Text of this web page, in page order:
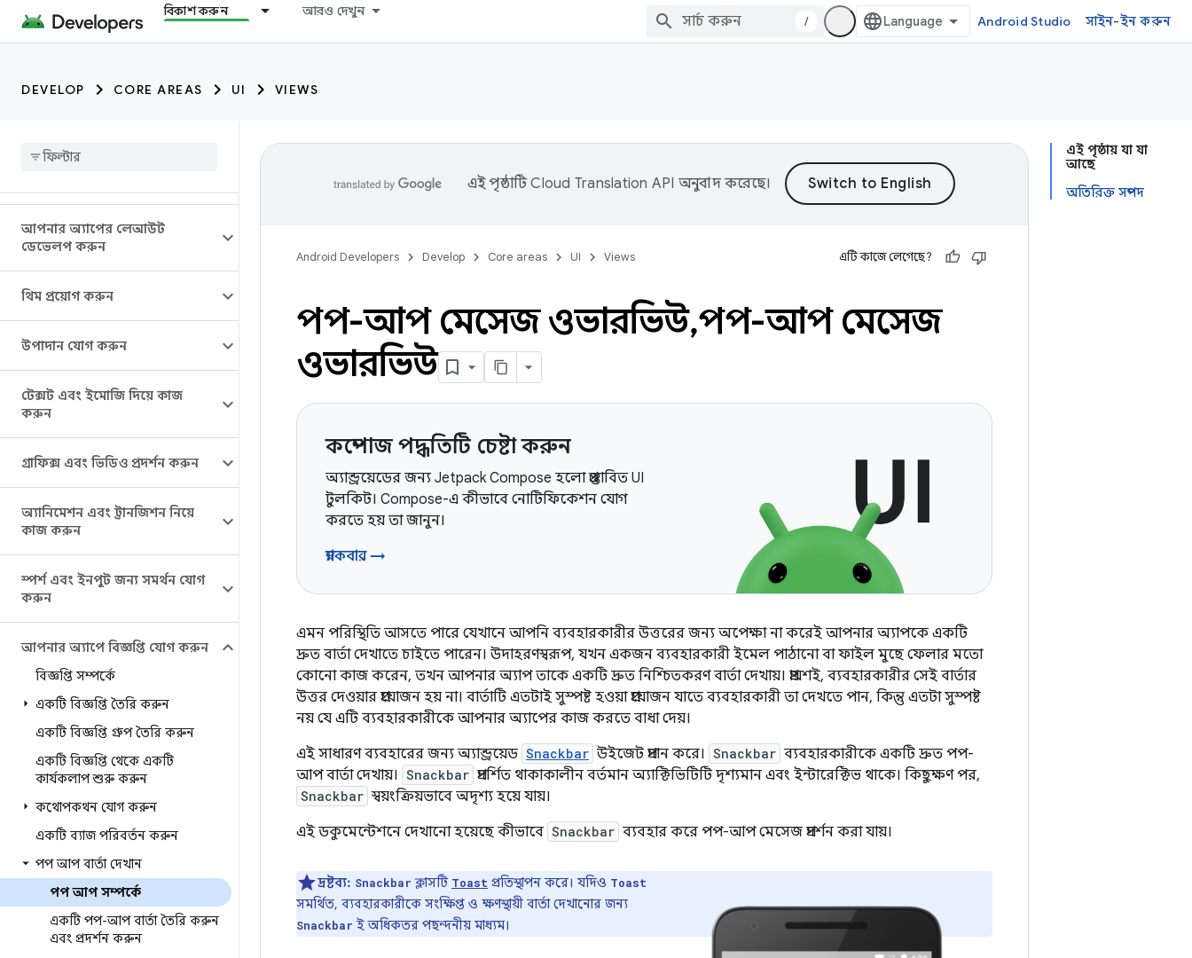
বিকাশ করুন আরও দেখুন
/ Android Studio সাইন-ইন করুন
DEVELOP CORE AREAS UI VIEWS
আপনার অ্যাপের লেআউট
ডেভেলপ করুন
থিম প্রয়োগ করুন
উপাদান যোগ করুন
টেক্সট এবং ইমোজি দিয়ে কাজ
করুন
গ্রাফিক্স এবং ভিডিও প্রদর্শন করুন
অ্যানিমেশন এবং ট্রানজিশন নিয়ে
কাজ করুন
স্পর্শ এবং ইনপুট জন্য সমর্থন যোগ
করুন
আপনার অ্যাপে বিজ্ঞপ্তি যোগ করুন
বিজ্ঞপ্তি সম্পর্কে
একটি বিজ্ঞপ্তি তৈরি করুন
একটি বিজ্ঞপ্তি গ্রুপ তৈরি করুন
একটি বিজ্ঞপ্তি থেকে একটি
কার্যকলাপ শুরু করুন
কথোপকথন যোগ করুন
একটি ব্যাজ পরিবর্তন করুন
পপ আপ বার্তা দেখান
পপ আপ সম্পর্কে
একটি পপ-আপ বার্তা তৈরি করুন
এবং প্রদর্শন করুন
এই পৃষ্ঠায় যা যা
আছে
অতিরিক্ত সম্পদ
এই পৃষ্ঠাটিCloud Translation API অনুবাদ করেছে।
Android Developers Develop Core areas UI Views এটি কাজে লেগেছে?
পপ-আপ মেসেজ ওভারভিউ,পপ-আপ মেসেজ
ওভারভিউ
কম্পোজ পদ্ধতিটি চেষ্টা করুন
অ্যান্ড্রয়েডের জন্য Jetpack Compose হলো প্রস্তাবিত UI
টুলকিট। Compose-এ কীভাবে নোটিফিকেশন যোগ
করতে হয় তা জানুন।
স্ন্যাকবার →
এমন পরিস্থিতি আসতে পারে যেখানে আপনি ব্যবহারকারীর উত্তরের জন্য অপেক্ষা না করেই আপনার অ্যাপকে একটি
দ্রুত বার্তা দেখাতে চাইতে পারেন। উদাহরণস্বরূপ, যখন একজন ব্যবহারকারী ইমেল পাঠানো বা ফাইল মুছে ফেলার মতো
কোনো কাজ করেন, তখন আপনার অ্যাপ তাকে একটি দ্রুত নিশ্চিতকরণ বার্তা দেখায়। প্রায়শই, ব্যবহারকারীর সেই বার্তার
উত্তর দেওয়ার প্রয়োজন হয় না। বার্তাটি এতটাই সুস্পষ্ট হওয়া প্রয়োজন যাতে ব্যবহারকারী তা দেখতে পান, কিন্তু এতটা সুস্পষ্ট
নয় যে এটি ব্যবহারকারীকে আপনার অ্যাপের কাজ করতে বাধা দেয়।
এই সাধারণ ব্যবহারের জন্য অ্যান্ড্রয়েড Snackbar উইজেট প্রদান করে। Snackbar ব্যবহারকারীকে একটি দ্রুত পপ-
আপ বার্তা দেখায়। Snackbar প্রদর্শিত থাকাকালীন বর্তমান অ্যাক্টিভিটিটি দৃশ্যমান এবং ইন্টারেক্টিভ থাকে। কিছুক্ষণ পর,
Snackbar স্বয়ংক্রিয়ভাবে অদৃশ্য হয়ে যায়।
এই ডকুমেন্টেশনে দেখানো হয়েছে কীভাবে Snackbar ব্যবহার করে পপ-আপ মেসেজ প্রদর্শন করা যায়।
দ্রষ্টব্য: Snackbar ক্লাসটি Toast প্রতিস্থাপন করে। যদিও Toast
সমর্থিত, ব্যবহারকারীকে সংক্ষিপ্ত ও ক্ষণস্থায়ী বার্তা দেখানোর জন্য
Snackbar ই অধিকতর পছন্দনীয় মাধ্যম।